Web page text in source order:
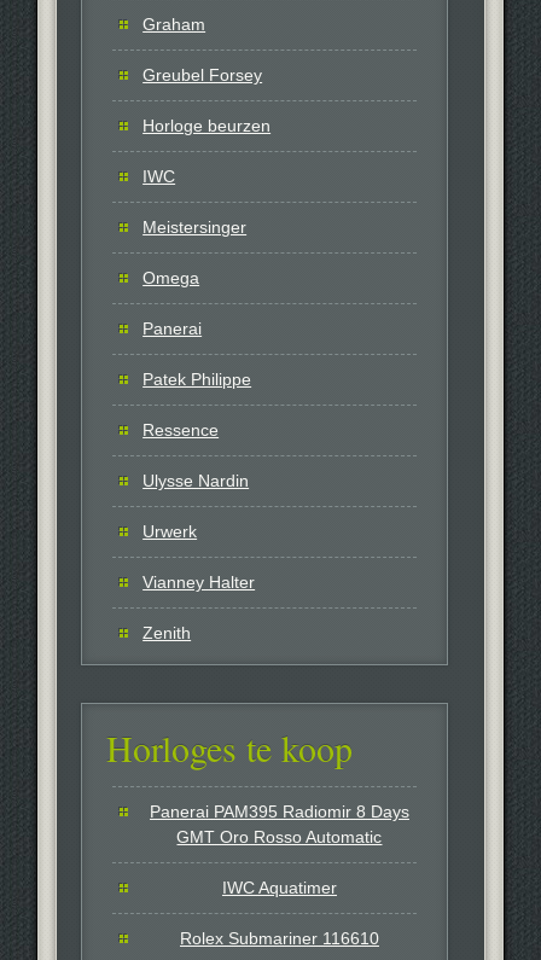
Graham
Greubel Forsey
Horloge beurzen
IWC
Meistersinger
Omega
Panerai
Patek Philippe
Ressence
Ulysse Nardin
Urwerk
Vianney Halter
Zenith
Horloges te koop
Panerai PAM395 Radiomir 8 Days
GMT Oro Rosso Automatic
IWC Aquatimer
Rolex Submariner 116610